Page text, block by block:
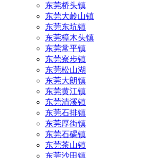
东莞桥头镇
东莞大岭山镇
东莞东坑镇
东莞樟木头镇
东莞常平镇
东莞寮步镇
东莞松山湖
东莞大朗镇
东莞黄江镇
东莞清溪镇
东莞石排镇
东莞厚街镇
东莞石碣镇
东莞茶山镇
东莞沙田镇